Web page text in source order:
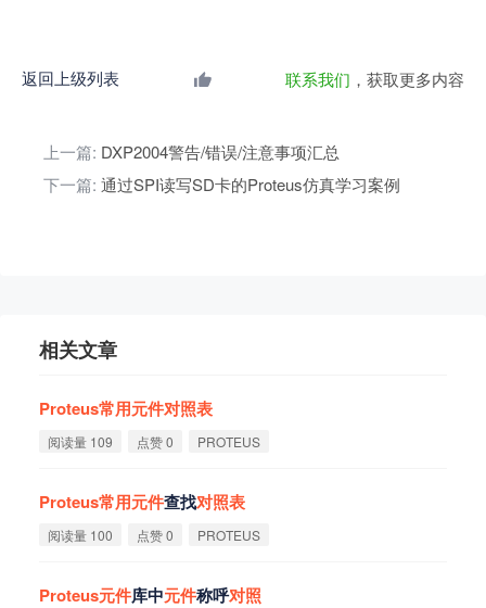
返回上级列表 联系我们 ，获取更多内容
上一篇: DXP2004警告/错误/注意事项汇总
下一篇: 通过SPI读写SD卡的Proteus仿真学习案例
相关文章
Proteus常用元件对照表
阅读量 109 点赞 0 PROTEUS
Proteus常用元件查找对照表
阅读量 100 点赞 0 PROTEUS
Proteus元件库中元件称呼对照